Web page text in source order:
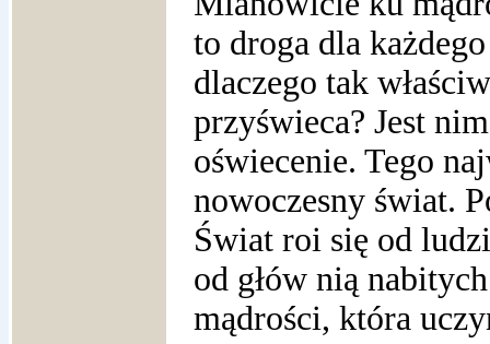
to droga dla
dlaczego tak
przyświeca? Jest
oświecenie. Tego
nowoczesny świat.
Świat roi się od
od głów nią
mądrości, która